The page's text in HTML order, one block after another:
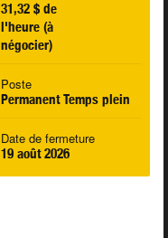
31,32 $ de
l'heure (à
négocier)
Poste
Permanent Temps plein
Date de fermeture
19 août 2026